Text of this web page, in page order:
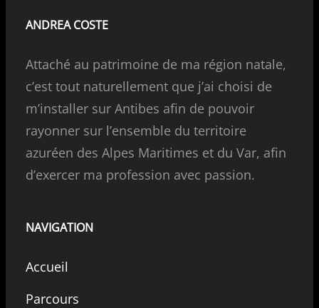
ANDREA COSTE
Attaché au patrimoine de ma région natale,
c’est tout naturellement que j’ai choisi de
m’installer sur Antibes afin de pouvoir
rayonner sur l’ensemble du territoire
azuréen des Alpes Maritimes et du Var, afin
d’exercer ma profession avec passion.
NAVIGATION
Accueil
Parcours